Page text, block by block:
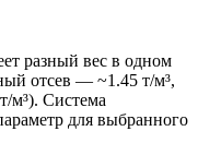
разный вес в одном
отсев — ~1.45 т/м³,
м³). Система
для выбранного